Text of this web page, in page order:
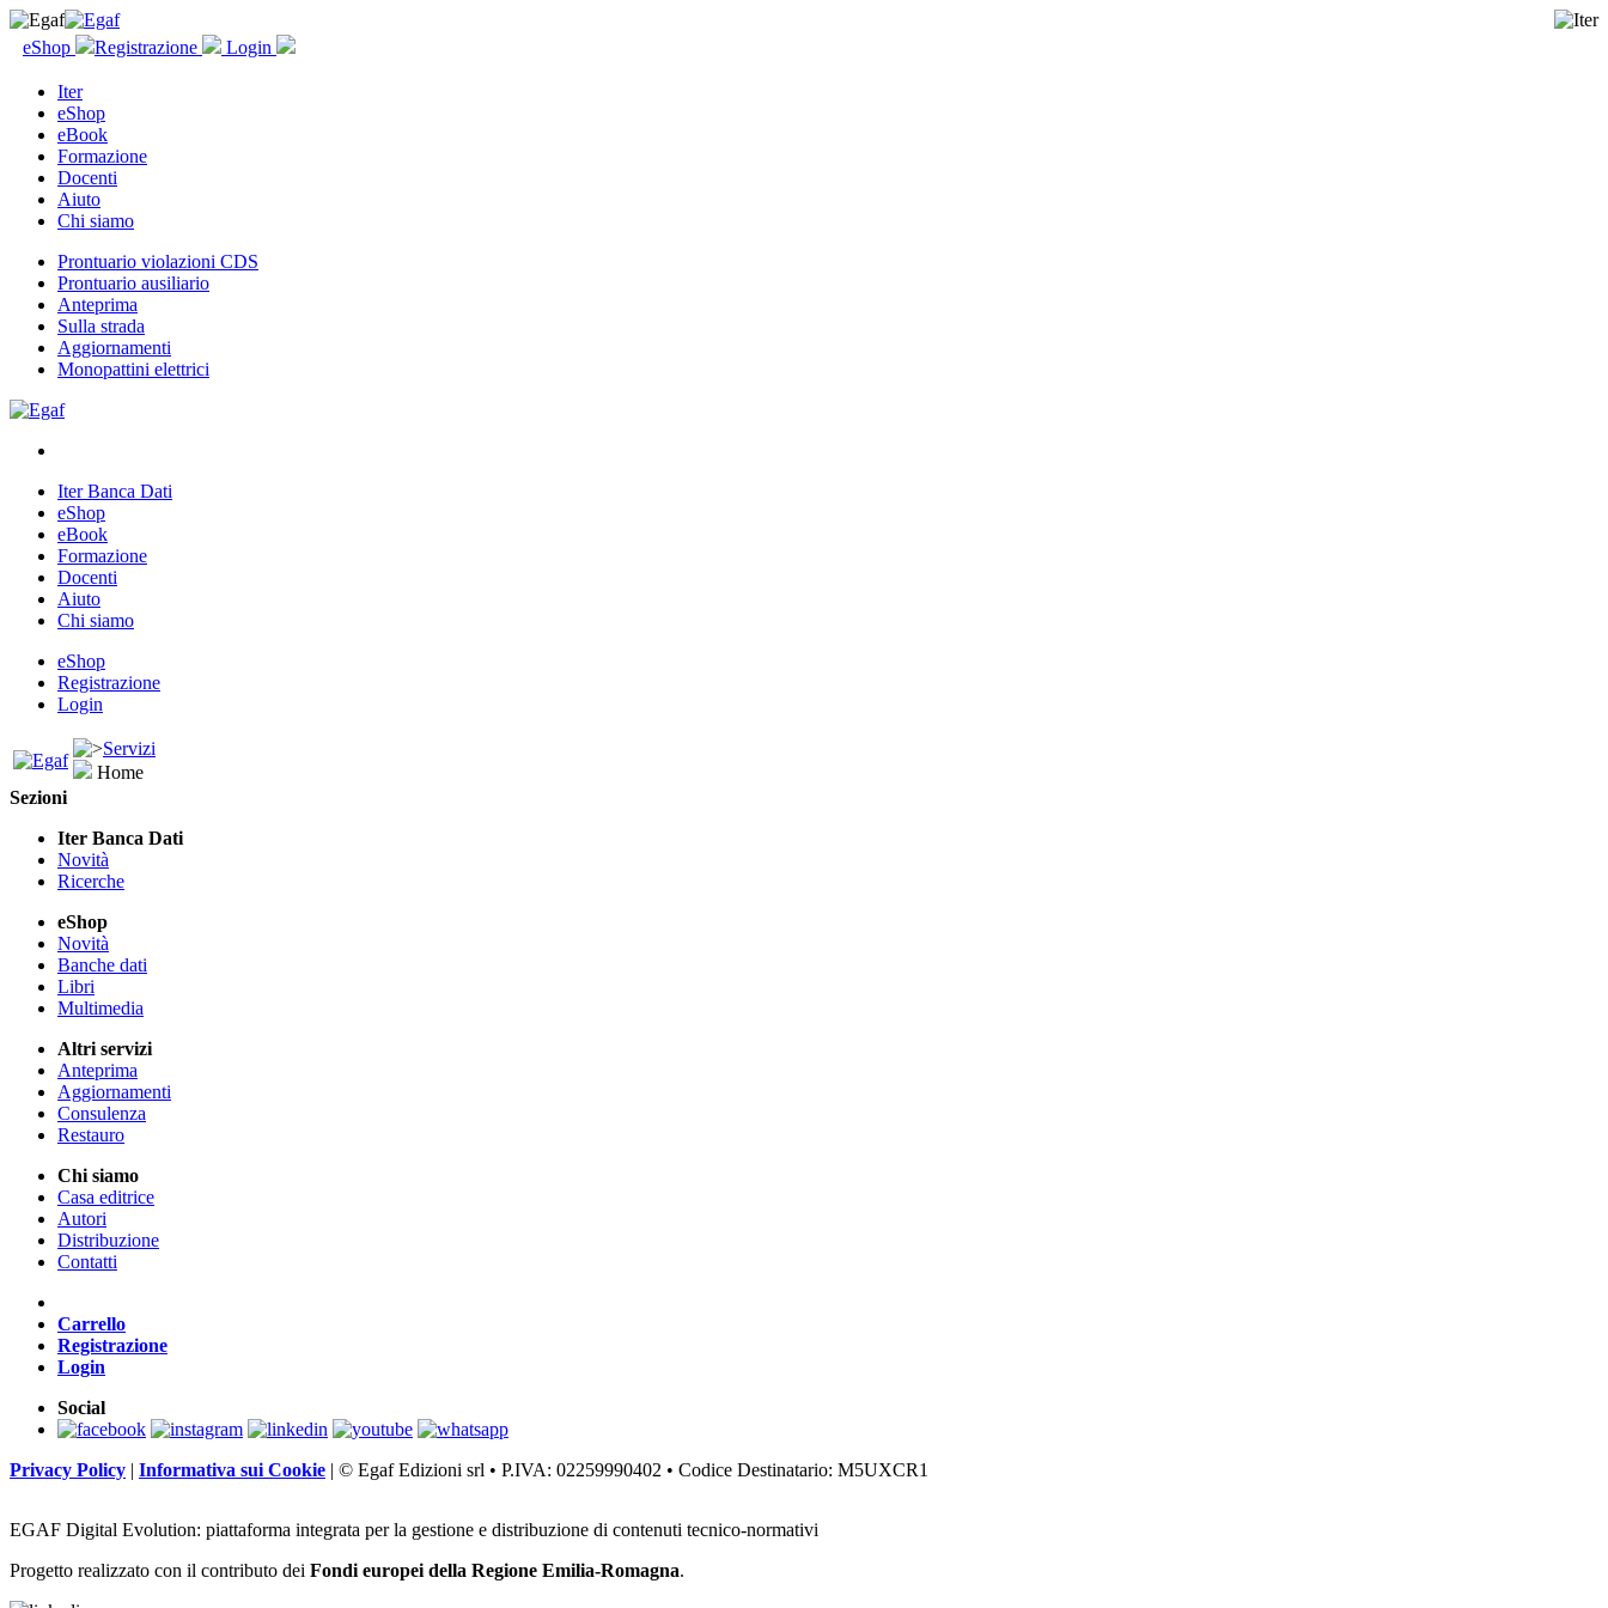
eShop Registrazione Login
Iter
eShop
eBook
Formazione
Docenti
Aiuto
Chi siamo
Prontuario violazioni CDS
Prontuario ausiliario
Anteprima
Sulla strada
Aggiornamenti
Monopattini elettrici
Iter Banca Dati
eShop
eBook
Formazione
Docenti
Aiuto
Chi siamo
eShop
Registrazione
Login
Servizi
Home
Sezioni
Iter Banca Dati
Novità
Ricerche
eShop
Novità
Banche dati
Libri
Multimedia
Altri servizi
Anteprima
Aggiornamenti
Consulenza
Restauro
Chi siamo
Casa editrice
Autori
Distribuzione
Contatti
Carrello
Registrazione
Login
Social
Privacy Policy | Informativa sui Cookie | © Egaf Edizioni srl • P.IVA: 02259990402 • Codice Destinatario: M5UXCR1
EGAF Digital Evolution: piattaforma integrata per la gestione e distribuzione di contenuti tecnico-normativi
Progetto realizzato con il contributo dei Fondi europei della Regione Emilia-Romagna.